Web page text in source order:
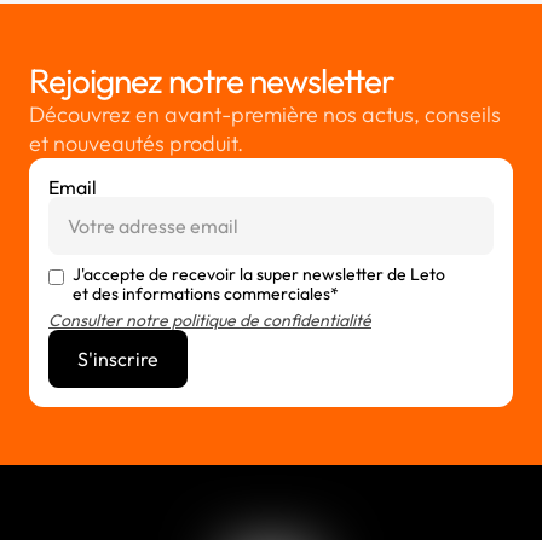
Rejoignez notre newsletter
Découvrez en avant-première nos actus, conseils
et nouveautés produit.
Email
J'accepte de recevoir la super newsletter de Leto
et des informations commerciales*
Consulter notre politique de confidentialité